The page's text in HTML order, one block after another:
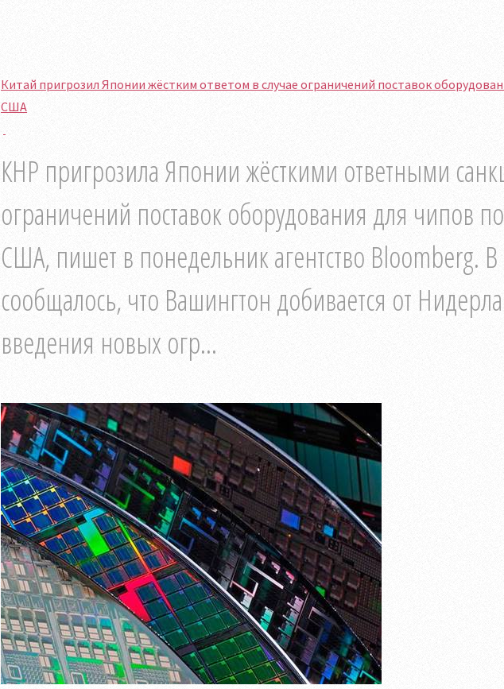
Китай пригрозил Японии жёстким ответом в случае ограничений поставок
США
КНР пригрозила Японии жёсткими ответными
ограничений поставок оборудования для чипов
США, пишет в понедельник агентство Bloomberg.
сообщалось, что Вашингтон добивается от
введения новых огр...